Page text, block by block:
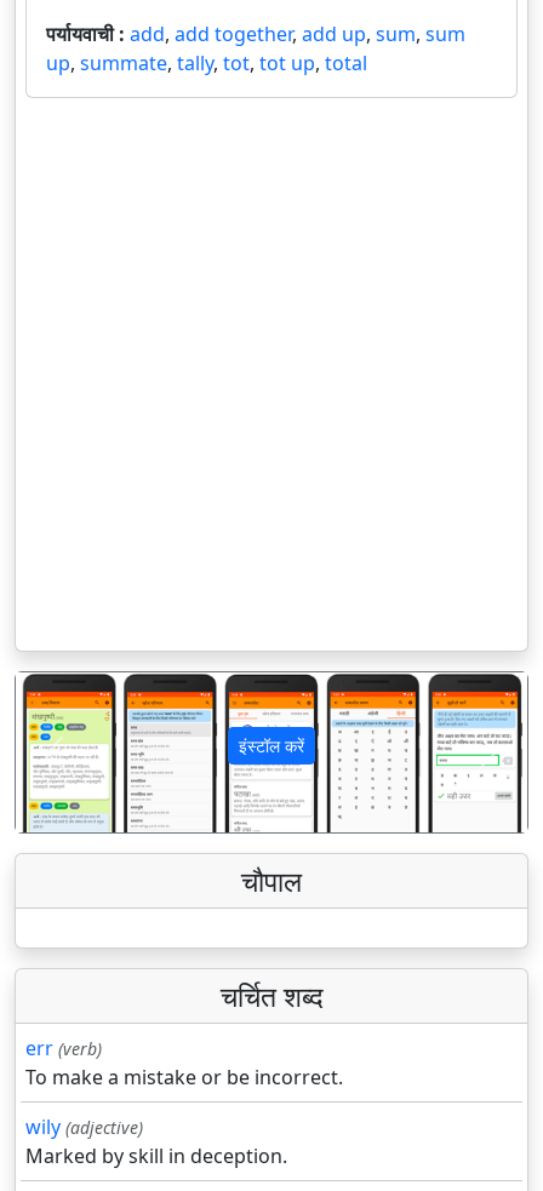
पर्यायवाची : add, add together, add up, sum, sum
up, summate, tally, tot, tot up, total
इंस्टॉल करें
पिछला अगला
चौपाल
चर्चित शब्द
err (verb)
To make a mistake or be incorrect.
wily (adjective)
Marked by skill in deception.